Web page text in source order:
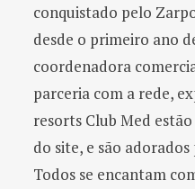
conquistado pelo
desde o primeiro ano
coordenadora
parceria com a rede,
resorts Club Med
do site, e são
Todos se encantam